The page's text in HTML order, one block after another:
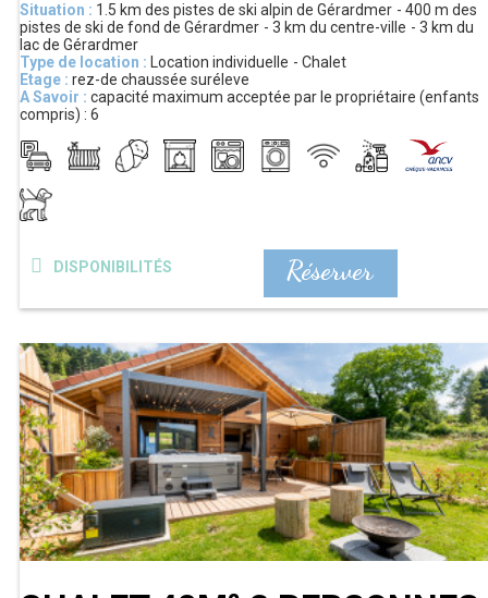
Situation : 1.5 km des pistes de ski alpin de Gérardmer 400 m des
pistes de ski de fond de Gérardmer
3 km du centre-ville 3 km du
lac de Gérardmer
Type de location : Location individuelle
Chalet
Etage : rez-de chaussée suréleve
A Savoir : capacité maximum acceptée par le propriétaire (enfants
compris) : 6
Réserver
DISPONIBILITÉS